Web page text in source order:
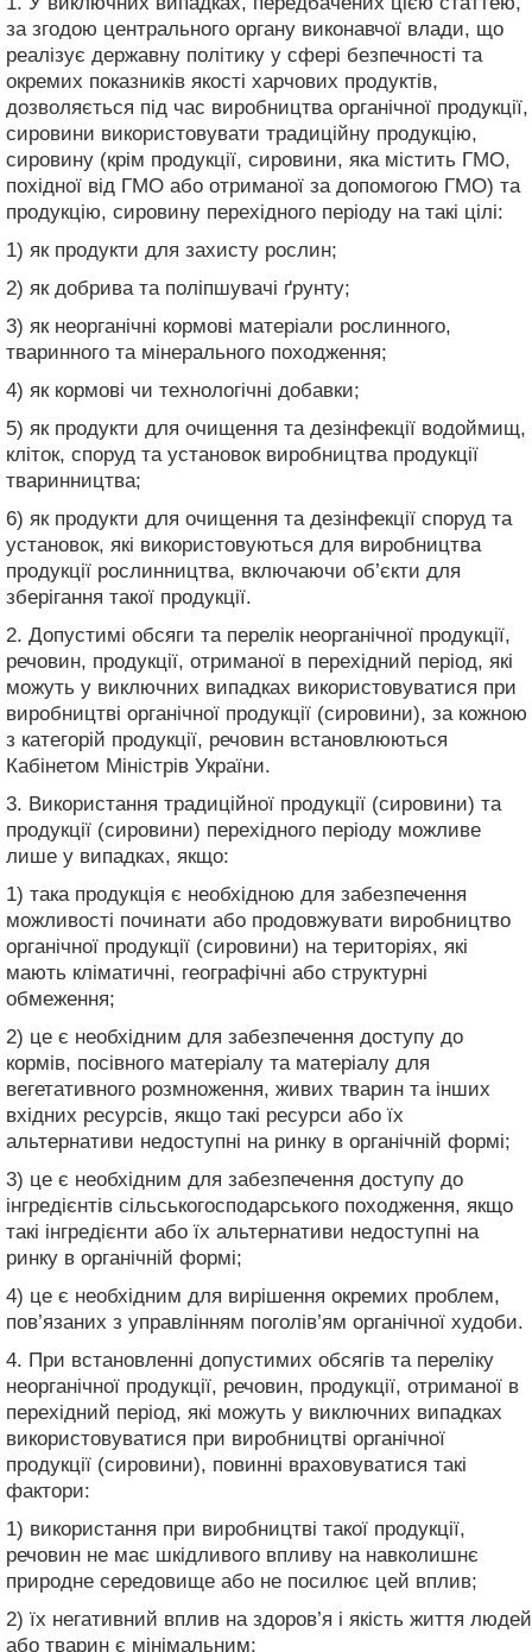
за згодою центрального органу виконавчої влади, що
реалізує державну політику у сфері безпечності та
окремих показників якості харчових продуктів,
дозволяється під час виробництва органічної продукції,
сировини використовувати традиційну продукцію,
сировину (крім продукції, сировини, яка містить ГМО,
похідної від ГМО або отриманої за допомогою ГМО) та
продукцію, сировину перехідного періоду на такі цілі:
1) як продукти для захисту рослин;
2) як добрива та поліпшувачі ґрунту;
3) як неорганічні кормові матеріали рослинного,
тваринного та мінерального походження;
4) як кормові чи технологічні добавки;
5) як продукти для очищення та дезінфекції водоймищ,
кліток, споруд та установок виробництва продукції
тваринництва;
6) як продукти для очищення та дезінфекції споруд та
установок, які використовуються для виробництва
продукції рослинництва, включаючи об’єкти для
зберігання такої продукції.
2. Допустимі обсяги та перелік неорганічної продукції,
речовин, продукції, отриманої в перехідний період, які
можуть у виключних випадках використовуватися при
виробництві органічної продукції (сировини), за кожною
з категорій продукції, речовин встановлюються
Кабінетом Міністрів України.
3. Використання традиційної продукції (сировини) та
продукції (сировини) перехідного періоду можливе
лише у випадках, якщо:
1) така продукція є необхідною для забезпечення
можливості починати або продовжувати виробництво
органічної продукції (сировини) на територіях, які
мають кліматичні, географічні або структурні
обмеження;
2) це є необхідним для забезпечення доступу до
кормів, посівного матеріалу та матеріалу для
вегетативного розмноження, живих тварин та інших
вхідних ресурсів, якщо такі ресурси або їх
альтернативи недоступні на ринку в органічній формі;
3) це є необхідним для забезпечення доступу до
інгредієнтів сільськогосподарського походження, якщо
такі інгредієнти або їх альтернативи недоступні на
ринку в органічній формі;
4) це є необхідним для вирішення окремих проблем,
пов’язаних з управлінням поголів’ям органічної худоби.
4. При встановленні допустимих обсягів та переліку
неорганічної продукції, речовин, продукції, отриманої в
перехідний період, які можуть у виключних випадках
використовуватися при виробництві органічної
продукції (сировини), повинні враховуватися такі
фактори:
1) використання при виробництві такої продукції,
речовин не має шкідливого впливу на навколишнє
природне середовище або не посилює цей вплив;
2) їх негативний вплив на здоров’я і якість життя людей
або тварин є мінімальним;